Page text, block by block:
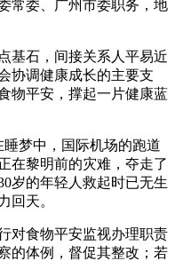
常委、广州市委职务，地
石，间接关系人平易近
协调健康成长的主要支
物平安，撑起一片健康蓝
梦中，国际机场的跑道
在黎明前的灾难，夺走了
岁的年轻人救起时已无生
回天。
食物平安监视办理职责
的体例，督促其整改；若